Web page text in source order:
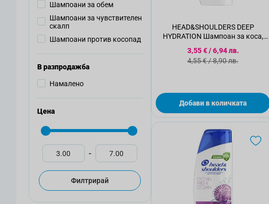
Шампоани за обем
Шампоани за чувствителен
скалп
Шампоани против косопад
В разпродажба
Намалено
Цена
-
Филтрирай
HEAD&SHOULDERS DEEP
HYDRATION Шампоан за коса,
Специална цена
3,55 €/6,94 лв.
Стандартна цена
4,55 €/8,90 лв.
Добави в количката